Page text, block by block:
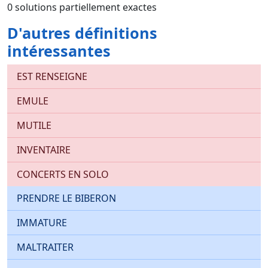
0 solutions partiellement exactes
D'autres définitions
intéressantes
EST RENSEIGNE
EMULE
MUTILE
INVENTAIRE
CONCERTS EN SOLO
PRENDRE LE BIBERON
IMMATURE
MALTRAITER